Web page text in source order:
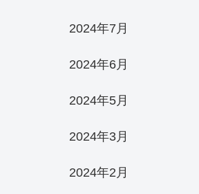
2024年7月
2024年6月
2024年5月
2024年3月
2024年2月